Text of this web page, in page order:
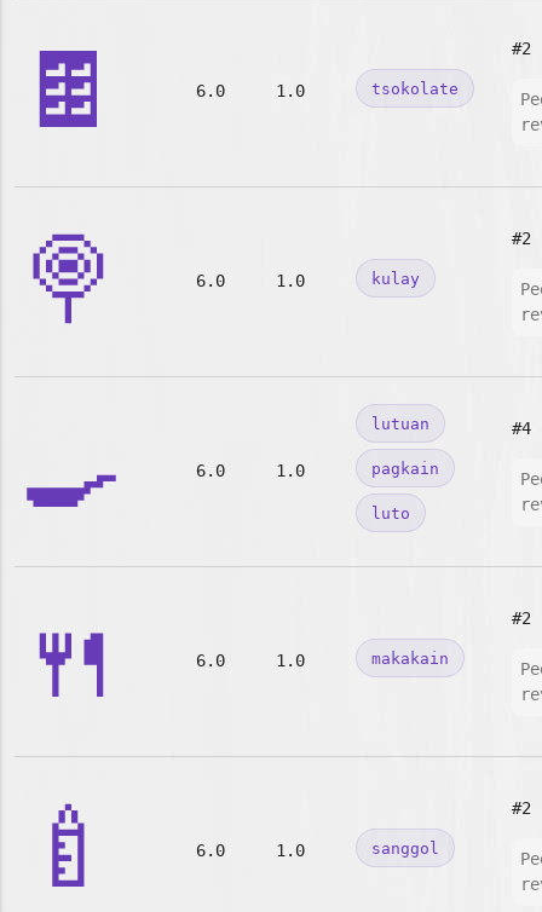
🍫 6.0 1.0 tsokolate
#2
🍭 6.0 1.0 kulay
#2
🍳 6.0 1.0
lutuan
pagkain
luto
#4
🍴 6.0 1.0 makakain
#2
🍼 6.0 1.0 sanggol
#2